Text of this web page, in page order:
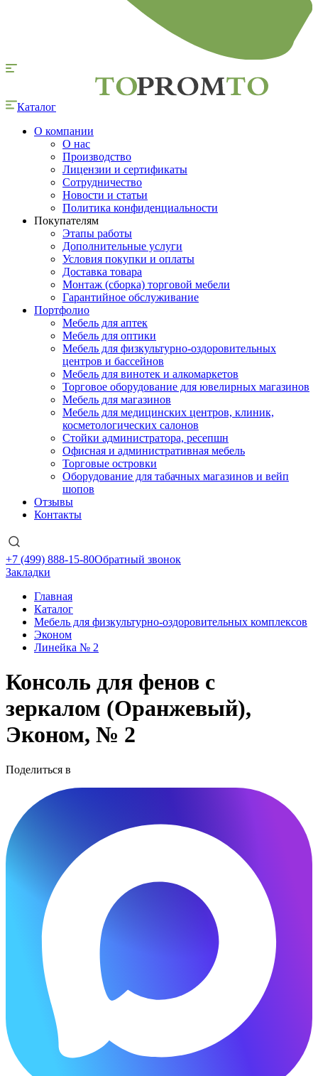
Каталог
О компании
О нас
Производство
Лицензии и сертификаты
Сотрудничество
Новости и статьи
Политика конфиденциальности
Покупателям
Этапы работы
Дополнительные услуги
Условия покупки и оплаты
Доставка товара
Монтаж (сборка) торговой мебели
Гарантийное обслуживание
Портфолио
Мебель для аптек
Мебель для оптики
Мебель для физкультурно-оздоровительных
центров и бассейнов
Мебель для винотек и алкомаркетов
Торговое оборудование для ювелирных магазинов
Мебель для магазинов
Мебель для медицинских центров, клиник,
косметологических салонов
Стойки администратора, ресепшн
Офисная и административная мебель
Торговые островки
Оборудование для табачных магазинов и вейп
шопов
Отзывы
Контакты
+7 (499) 888-15-80Обратный звонок
Закладки
Главная
Каталог
Мебель для физкультурно-оздоровительных комплексов
Эконом
Линейка № 2
Консоль для фенов с
зеркалом (Оранжевый),
Эконом, № 2
Поделиться в